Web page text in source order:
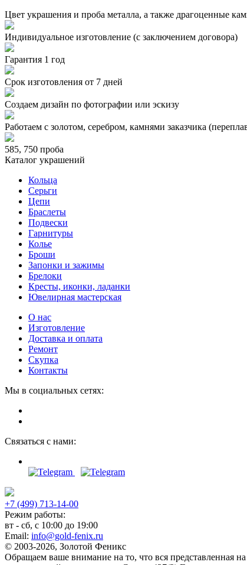
Цвет украшения и проба металла, а также драгоценные
Индивидуальное изготовление (с заключением договора)
Гарантия 1 год
Срок изготовления от 7 дней
Создаем дизайн по фотографии или эскизу
Работаем с золотом, серебром, камнями заказчика
585, 750 проба
Каталог украшений
Кольца
Серьги
Цепи
Браслеты
Подвески
Гарнитуры
Колье
Броши
Запонки и зажимы
Брелоки
Кресты, иконки, ладанки
Ювелирная мастерская
О нас
Изготовление
Доставка и оплата
Ремонт
Скупка
Контакты
Мы в социальных сетях:
Связаться с нами:
+7 (499) 713-14-00
Режим работы:
вт - сб, с 10:00 до 19:00
Email: info@gold-fenix.ru
© 2003-2026, Золотой Феникс
Обращаем ваше внимание на то, что вся представленная